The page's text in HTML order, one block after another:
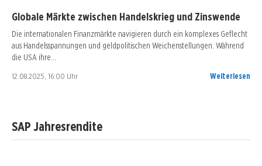
Globale Märkte zwischen Handelskrieg und Zinswende
Die internationalen Finanzmärkte navigieren durch ein komplexes Geflecht
aus Handelsspannungen und geldpolitischen Weichenstellungen. Während
die USA ihre…
12.08.2025, 16:00 Uhr Weiterlesen
SAP Jahresrendite